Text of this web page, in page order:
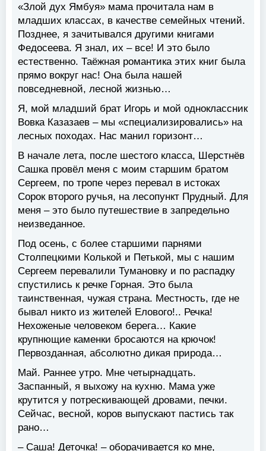
«Злой дух Ямбуя» мама прочитала нам в
младших классах, в качестве семейных чтений.
Позднее, я зачитывался другими книгами
Федосеева. Я знал, их – все! И это было
естественно. Таёжная романтика этих книг была
прямо вокруг нас! Она была нашей
повседневной, лесной жизнью…
Я, мой младший брат Игорь и мой одноклассник
Вовка Казазаев – мы «специализировались» на
лесных походах. Нас манил горизонт…
В начале лета, после шестого класса, Шерстнёв
Сашка провёл меня с моим старшим братом
Сергеем, по тропе через перевал в истоках
Сорок второго ручья, на лесопункт Прудный. Для
меня – это было путешествие в запредельно
неизведанное.
Под осень, с более старшими парнями
Столпецкими Колькой и Петькой, мы с нашим
Сергеем перевалили Тумановку и по распадку
спустились к речке Горная. Это была
таинственная, чужая страна. Местность, где не
бывал никто из жителей Елового!.. Речка!
Нехоженые человеком берега… Какие
крупнющие каменки бросаются на крючок!
Первозданная, абсолютно дикая природа…
Май. Раннее утро. Мне четырнадцать.
Заспанный, я выхожу на кухню. Мама уже
крутится у потрескивающей дровами, печки.
Сейчас, весной, коров выпускают пастись так
рано…
– Саша! Деточка! – оборачивается ко мне,